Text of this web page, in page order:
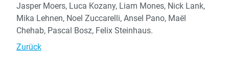
Jasper Moers, Luca Kozany, Liam Mones, Nick Lank,
Mika Lehnen, Noel Zuccarelli, Ansel Pano, Maël
Chehab, Pascal Bosz, Felix Steinhaus.
Zurück